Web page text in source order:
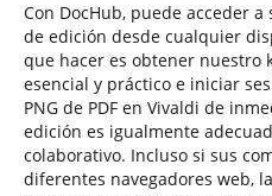
Con DocHub, puede acceder
de edición desde cualquier
que hacer es obtener nuestro
esencial y práctico e iniciar
PNG de PDF en Vivaldi de
edición es igualmente
colaborativo. Incluso si sus
diferentes navegadores web,